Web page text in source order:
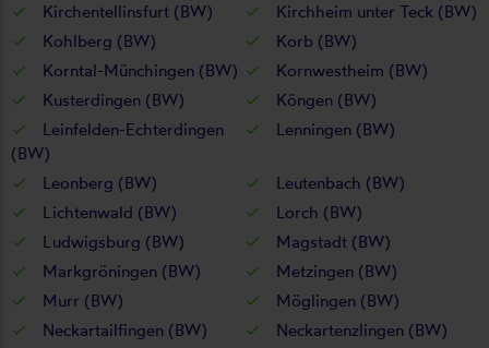
Kirchentellinsfurt (BW)
Kirchheim unter Teck (BW)
Kohlberg (BW)
Korb (BW)
Korntal-Münchingen (BW)
Kornwestheim (BW)
Kusterdingen (BW)
Köngen (BW)
Leinfelden-Echterdingen
(BW)
Lenningen (BW)
Leonberg (BW)
Leutenbach (BW)
Lichtenwald (BW)
Lorch (BW)
Ludwigsburg (BW)
Magstadt (BW)
Markgröningen (BW)
Metzingen (BW)
Murr (BW)
Möglingen (BW)
Neckartailfingen (BW)
Neckartenzlingen (BW)